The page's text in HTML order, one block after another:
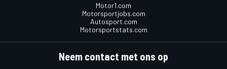
Motor1.com
Motorsportjobs.com
Autosport.com
Motorsportstats.com
Neem contact met ons op